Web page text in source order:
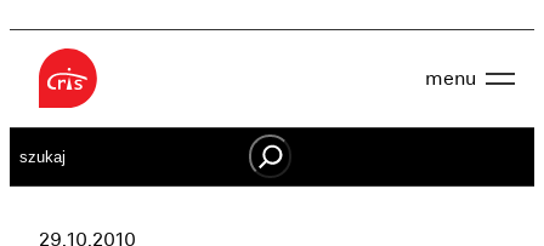
Przejdź
treści
menu
Aktualności
OWES
Szukaj
29.10.2010